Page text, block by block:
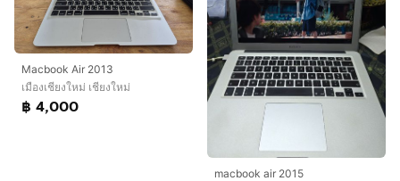
Macbook Air 2013
เมืองเชียงใหม่ เชียงใหม่
฿ 4,000
macbook air 2015